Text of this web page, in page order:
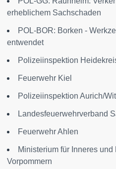
erheblichem Sachschaden
POL-BOR: Borken -
entwendet
Polizeiinspektion
Feuerwehr Kiel
Polizeiinspektion Aurich/
Landesfeuerwehrverband
Feuerwehr Ahlen
Ministerium für Inneres
Vorpommern